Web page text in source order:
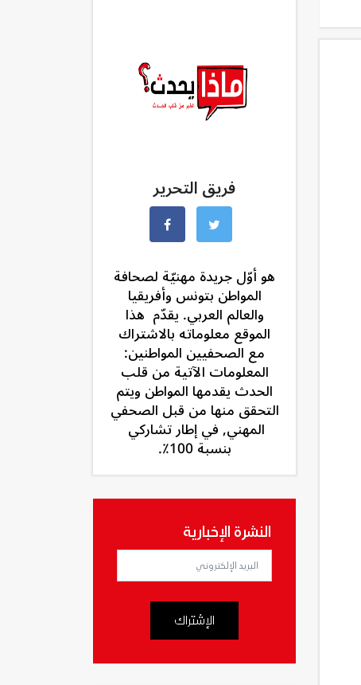
فريق التحرير
هو أوّل جريدة مهنيّة لصحافة
المواطن بتونس وأفريقيا
والعالم العربي. يقدّم هذا
الموقع معلوماته بالاشتراك
مع الصحفيين المواطنين:
المعلومات الآتية من قلب
الحدث يقدمها المواطن ويتم
التحقق منها من قبل الصحفي
المهني, في إطار تشاركي
بنسبة 100٪.
النشرة الإخبارية
الإشتراك